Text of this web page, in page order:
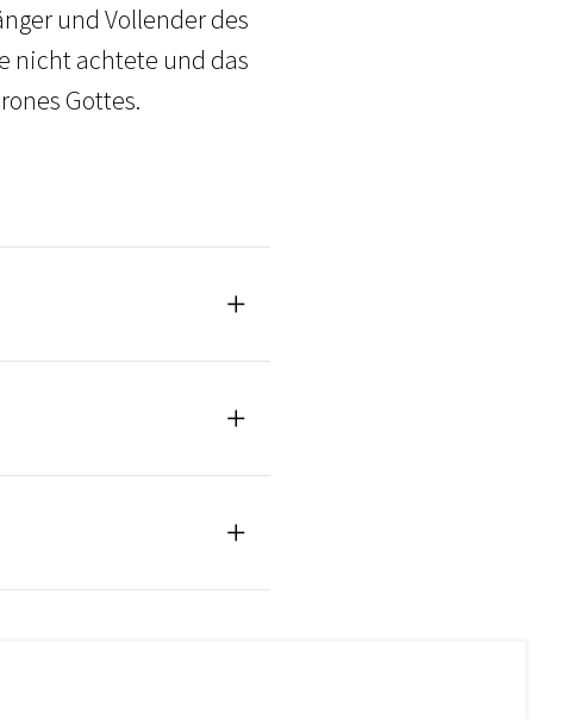
und Vollender des
nicht achtete und das
Gottes.